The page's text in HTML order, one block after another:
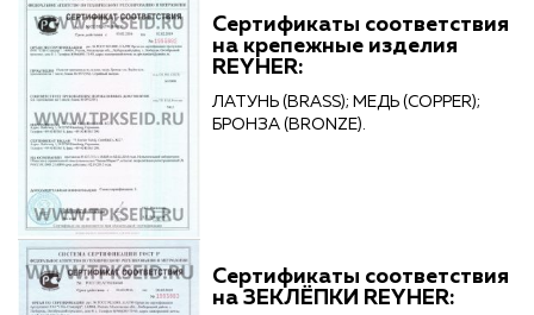
Сертификаты соответствия
на крепежные изделия
REYHER:
ЛАТУНЬ (BRASS); МЕДЬ (COPPER);
БРОНЗА (BRONZE).
Сертификаты соответствия
на ЗЕКЛЁПКИ REYHER: